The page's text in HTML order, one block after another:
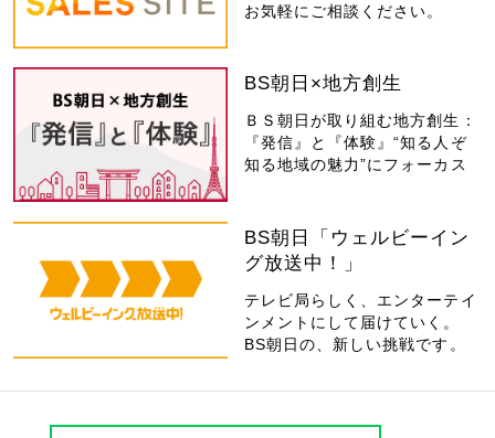
お気軽にご相談ください。
BS朝日×地方創生
ＢＳ朝日が取り組む地方創生：
『発信』と『体験』“知る人ぞ
知る地域の魅力”にフォーカス
BS朝日「ウェルビーイン
グ放送中！」
テレビ局らしく、エンターテイ
ンメントにして届けていく。
BS朝日の、新しい挑戦です。